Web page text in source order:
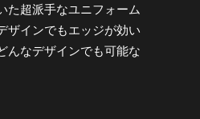
た超派手なユニフォーム
ザインでもエッジが効い
んなデザインでも可能な